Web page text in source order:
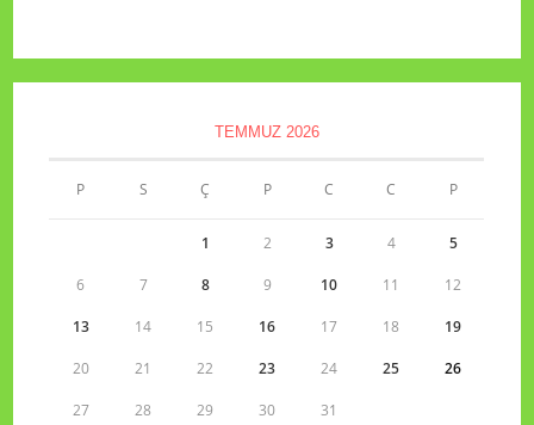
TEMMUZ 2026
P S Ç P C C P
1 2 3 4 5
6 7 8 9 10 11 12
13 14 15 16 17 18 19
20 21 22 23 24 25 26
27 28 29 30 31